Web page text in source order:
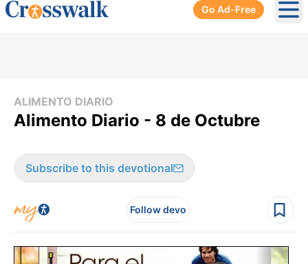
Go Ad-Free
ALIMENTO DIARIO
Alimento Diario - 8 de Octubre
Subscribe to this devotional
Follow devo